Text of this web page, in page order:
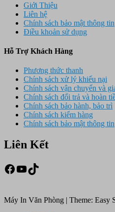
Giới Thiệu
Liên hệ
Chính sách bảo mật thông tin
Điều khoản sử dụng
Hỗ Trợ Khách Hàng
Phương thức thanh
Chính sách xử lý khiếu nại
Chính sách vận chuyển và
Chính sách đổi trả và hoàn
Chính sách bảo hành, bảo trì
Chính sách kiểm hàng
Chính sách bảo mật thông tin
Liên Kết
Facebook
Youtube
TikTok
Máy In Văn Phòng | Theme: Easy